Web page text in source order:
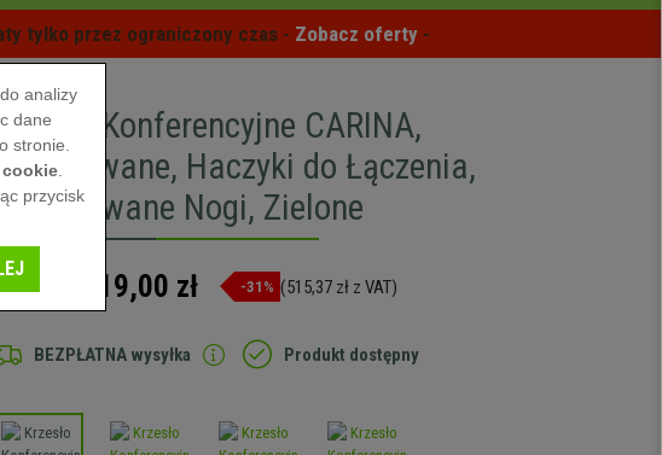
tylko przez ograniczony czas - Zobacz oferty -
Konferencyjne CARINA,
Haczyki do Łączenia,
Nogi, Zielone
zł 419,00 zł -31% (515,37 zł z VAT)
BEZPŁATNA wysyłka Produkt dostępny
analizy
dane
stronie.
przycisk